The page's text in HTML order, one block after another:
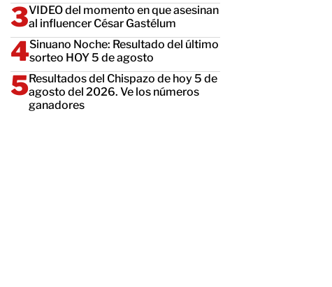
VIDEO del momento en que asesinan
al influencer César Gastélum
Sinuano Noche: Resultado del último
sorteo HOY 5 de agosto
Resultados del Chispazo de hoy 5 de
agosto del 2026. Ve los números
ganadores